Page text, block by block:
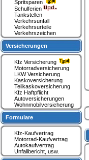
Spritsparen
Schulferien
Tankstellen
Verkehrsunfall
Verkehrsurteile
Verkehrszeichen
Versicherungen
Kfz Versicherung
Motorradversicherung
LKW Versicherung
Kaskoversicherung
Teilkaskoversicherung
Kfz Haftpflicht
Autoversicherungen
Wohnmobilversicherung
Formulare
Kfz-Kaufvertrag
Motorrad-Kaufvertrag
Autokaufvertrag
Unfallbericht, usw.